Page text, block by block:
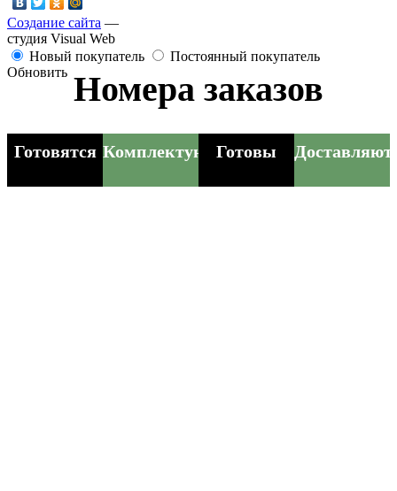
Создание сайта —
студия Visual Web
Новый покупатель
Постоянный покупатель
Обновить Номера заказов
Готовятся КомплектуютсяГотовы